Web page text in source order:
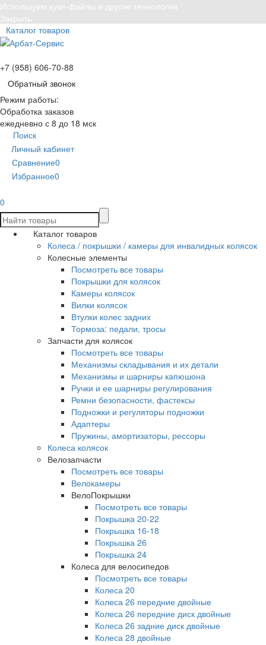
Используем куки-файлы и другие технологии
Закрыть
Каталог товаров
+7 (958) 606-70-88
Обратный звонок
Режим работы:
Обработка заказов
ежедневно с 8 до 18 мск
Поиск
Личный кабинет
Сравнение0
Избранное0
0
Каталог товаров
Колеса / покрышки / камеры для инвалидных колясок
Колесные элементы
Посмотреть все товары
Покрышки для колясок
Камеры колясок
Вилки колясок
Втулки колес задних
Тормоза: педали, тросы
Запчасти для колясок
Посмотреть все товары
Механизмы складывания и их детали
Механизмы и шарниры капюшона
Ручки и ее шарниры регулирования
Ремни безопасности, фастексы
Подножки и регуляторы подножки
Адаптеры
Пружины, амортизаторы, рессоры
Колеса колясок
Велозапчасти
Посмотреть все товары
Велокамеры
ВелоПокрышки
Посмотреть все товары
Покрышка 20-22
Покрышка 16-18
Покрышка 26
Покрышка 24
Колеса для велосипедов
Посмотреть все товары
Колеса 20
Колеса 26 передние двойные
Колеса 26 передние диск двойные
Колеса 26 задние диск двойные
Колеса 28 двойные